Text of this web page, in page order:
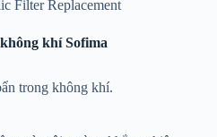
khí Sofima
trong không khí.